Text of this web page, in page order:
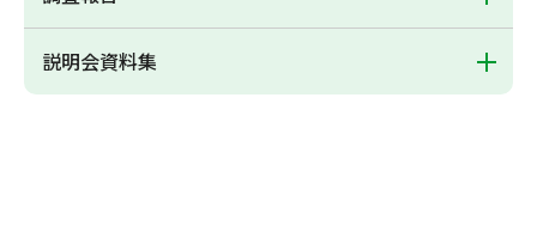
説明会資料集